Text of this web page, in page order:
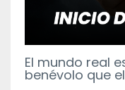
El mundo real
benévolo que